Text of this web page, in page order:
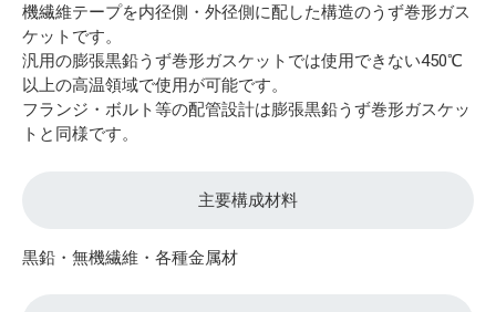
機繊維テープを内径側・外径側に配した構造のうず巻形ガス
ケットです。
汎用の膨張黒鉛うず巻形ガスケットでは使用できない450℃
以上の高温領域で使用が可能です。
フランジ・ボルト等の配管設計は膨張黒鉛うず巻形ガスケッ
トと同様です。
主要構成材料
黒鉛・無機繊維・各種金属材